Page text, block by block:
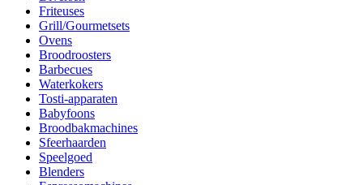
Friteuses
Grill/Gourmetsets
Ovens
Broodroosters
Barbecues
Waterkokers
Tosti-apparaten
Babyfoons
Broodbakmachines
Sfeerhaarden
Speelgoed
Blenders